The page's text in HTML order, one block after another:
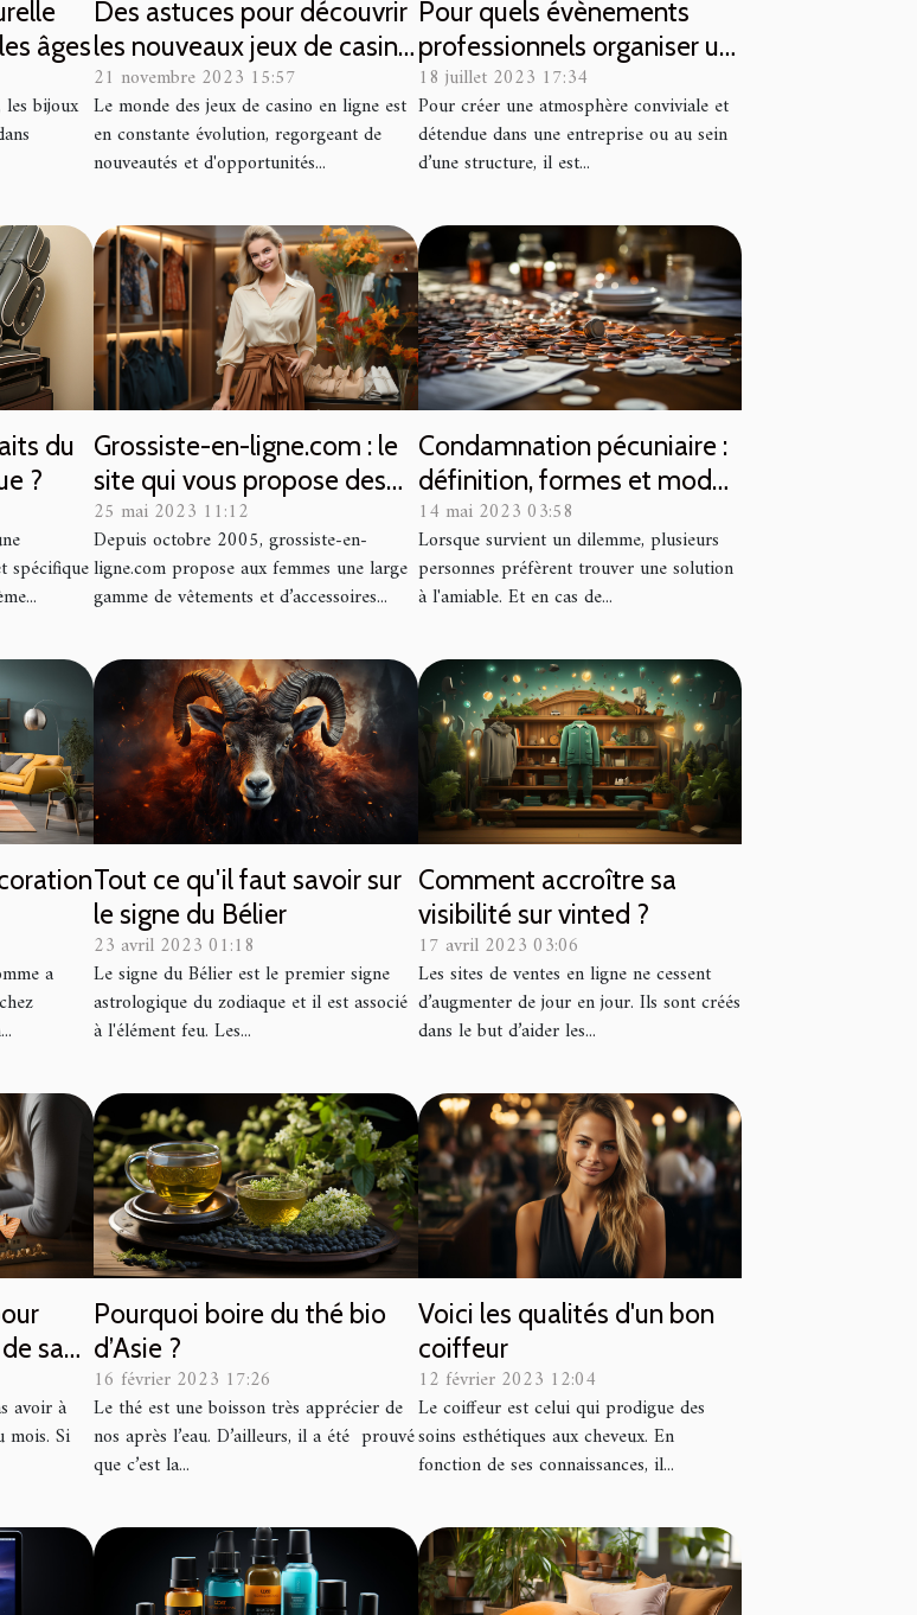
âges
bijoux
Des astuces pour découvrir
les nouveaux jeux de casino
et améliorer vos chances de
gain
21 novembre 2023 15:57
Le monde des jeux de casino en ligne est
en constante évolution, regorgeant de
nouveautés et d'opportunités...
Pour quels évènements
professionnels organiser un
apéritif dînatoire ?
18 juillet 2023 17:34
Pour créer une atmosphère conviviale et
détendue dans une entreprise ou au sein
d’une structure, il est...
du
?
spécifique
Grossiste-en-ligne.com : le
site qui vous propose des
articles de mode féminine
de haute qualité
25 mai 2023 11:12
Depuis octobre 2005, grossiste-en-
ligne.com propose aux femmes une large
gamme de vêtements et d’accessoires...
Condamnation pécuniaire :
définition, formes et modes
de paiement
14 mai 2023 03:58
Lorsque survient un dilemme, plusieurs
personnes préfèrent trouver une solution
à l'amiable. Et en cas de...
a
Tout ce qu'il faut savoir sur
le signe du Bélier
23 avril 2023 01:18
Le signe du Bélier est le premier signe
astrologique du zodiaque et il est associé
à l'élément feu. Les...
Comment accroître sa
visibilité sur vinted ?
17 avril 2023 03:06
Les sites de ventes en ligne ne cessent
d’augmenter de jour en jour. Ils sont créés
dans le but d’aider les...
sa
avoir à
mois. Si
Pourquoi boire du thé bio
d’Asie ?
16 février 2023 17:26
Le thé est une boisson très apprécier de
nos après l’eau. D’ailleurs, il a été prouvé
que c’est la...
Voici les qualités d'un bon
coiffeur
12 février 2023 12:04
Le coiffeur est celui qui prodigue des
soins esthétiques aux cheveux. En
fonction de ses connaissances, il...